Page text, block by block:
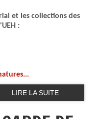
et les collections des
:
LIRE LA SUITE